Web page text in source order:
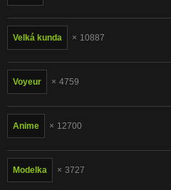
Velká kunda 10887
Voyeur 4759
Anime 12700
Modelka 3727